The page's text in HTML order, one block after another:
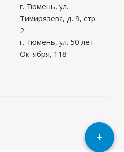
г. Тюмень, ул.
Тимирязева, д. 9, стр.
2
г. Тюмень, ул. 50 лет
Октября, 118
+